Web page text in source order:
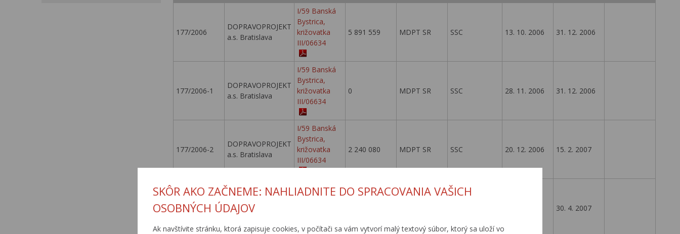
SKÔR AKO ZAČNEME: NAHLIADNITE DO SPRACOVANIA VAŠICH
OSOBNÝCH ÚDAJOV
Ak navštívite stránku, ktorá zapisuje cookies, v počítači sa vám vytvorí malý textový súbor, ktorý sa uloží vo
177/2006
DOPRAVOPROJEKT
a.s. Bratislava
I/59 Banská
Bystrica,
križovatka
III/06634
5 891 559 MDPT SR SSC 13. 10. 2006 31. 12. 2006
177/2006-1
DOPRAVOPROJEKT
a.s. Bratislava
I/59 Banská
Bystrica,
križovatka
III/06634
0 MDPT SR SSC 28. 11. 2006 31. 12. 2006
177/2006-2
DOPRAVOPROJEKT
a.s. Bratislava
I/59 Banská
Bystrica,
križovatka
III/06634
2 240 080 MDPT SR SSC 20. 12. 2006 15. 2. 2007
177/2006-3
DOPRAVOPROJEKT
a.s. Bratislava
I/59 Banská
Bystrica,
30. 4. 2007